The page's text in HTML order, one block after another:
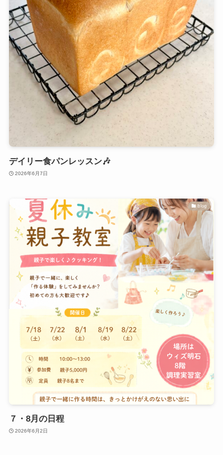
デイリー食パンレッスン🎶
2026年6月7日
blog
７・8月の日程
2026年6月2日